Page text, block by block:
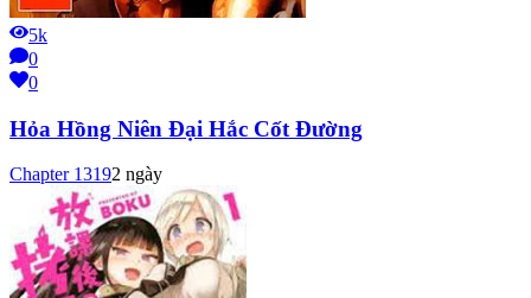
5k
0
0
Hỏa Hồng Niên Đại Hắc Cốt Đường
Chapter 13192 ngày